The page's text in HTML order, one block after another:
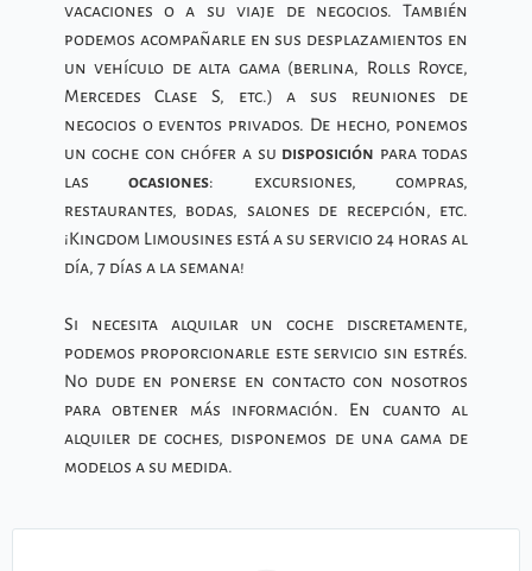
vacaciones o a su viaje de negocios. También
podemos acompañarle en sus desplazamientos en
un vehículo de alta gama (berlina, Rolls Royce,
Mercedes Clase S, etc.) a sus reuniones de
negocios o eventos privados. De hecho, ponemos
un coche con chófer a su disposición para todas
lasocasiones: excursiones, compras,
restaurantes, bodas, salones de recepción, etc.
¡Kingdom Limousines está a su servicio 24 horas al
día, 7 días a la semana!
Si necesita alquilar un coche discretamente,
podemos proporcionarle este servicio sin estrés.
No dude en ponerse en contacto con nosotros
para obtener más información. En cuanto al
alquiler de coches, disponemos de una gama de
modelos a su medida.